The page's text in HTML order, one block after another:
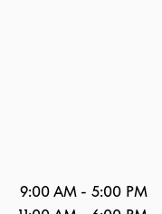
9:00 AM- 5:00 PM